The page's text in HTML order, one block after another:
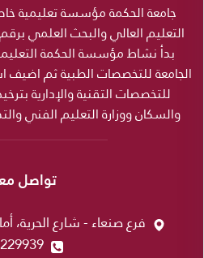
جامعة الحكمة مؤسسة تعليمية
للتخصصات التقنية والإدارية
والسكان ووزارة التعليم الفني
تواصل
فرع صنعاء - شارع الحرية،